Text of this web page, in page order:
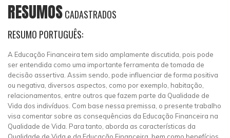
RESUMOSCADASTRADOS
RESUMO PORTUGUÊS:
A Educação Financeira tem sido amplamente discutida, pois pode
ser entendida como uma importante ferramenta de tomada de
decisão assertiva. Assim sendo, pode influenciar de forma positiva
ou negativa, diversos aspectos, como por exemplo, habitação,
relacionamentos, entre outros que fazem parte da Qualidade de
Vida dos indivíduos. Com base nessa premissa, o presente trabalho
visa comentar sobre as consequências da Educação Financeira na
Qualidade de Vida. Para tanto, aborda as características da